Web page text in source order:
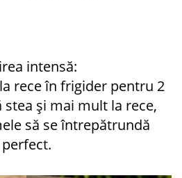
intensă:
rece în frigider pentru 2
stea și mai mult la rece,
să se întrepătrundă
perfect.